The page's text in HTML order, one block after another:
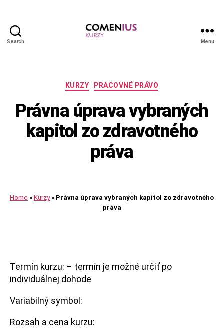
Search Menu
Kategórie
KURZY PRACOVNÉ PRÁVO
Právna úprava vybraných
kapitol zo zdravotného
práva
Home »Kurzy» Právna úprava vybraných kapitol zo zdravotného
práva
Termín kurzu: – termín je možné určiť po
individuálnej dohode
Variabilný symbol:
Rozsah a cena kurzu: